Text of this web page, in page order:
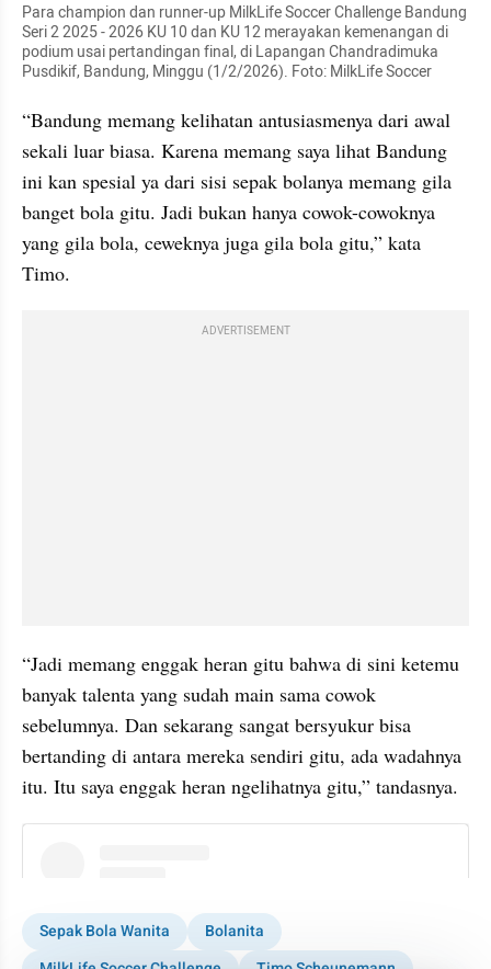
Para champion dan runner-up MilkLife Soccer Challenge Bandung
Seri 2 2025 - 2026 KU 10 dan KU 12 merayakan kemenangan di
podium usai pertandingan final, di Lapangan Chandradimuka
Pusdikif, Bandung, Minggu (1/2/2026). Foto: MilkLife Soccer
“Bandung memang kelihatan antusiasmenya dari awal
sekali luar biasa. Karena memang saya lihat Bandung
ini kan spesial ya dari sisi sepak bolanya memang gila
banget bola gitu. Jadi bukan hanya cowok-cowoknya
yang gila bola, ceweknya juga gila bola gitu,” kata
Timo.
ADVERTISEMENT
“Jadi memang enggak heran gitu bahwa di sini ketemu
banyak talenta yang sudah main sama cowok
sebelumnya. Dan sekarang sangat bersyukur bisa
bertanding di antara mereka sendiri gitu, ada wadahnya
itu. Itu saya enggak heran ngelihatnya gitu,” tandasnya.
Sepak Bola Wanita
Bolanita